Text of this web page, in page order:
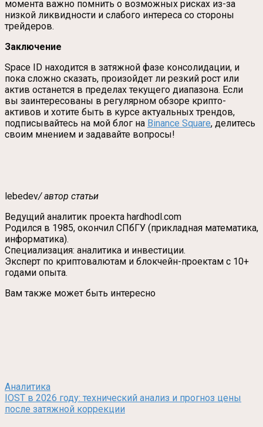
момента важно помнить о возможных рисках из-за
низкой ликвидности и слабого интереса со стороны
трейдеров.
Заключение
Space ID находится в затяжной фазе консолидации, и
пока сложно сказать, произойдет ли резкий рост или
актив останется в пределах текущего диапазона. Если
вы заинтересованы в регулярном обзоре крипто-
активов и хотите быть в курсе актуальных трендов,
подписывайтесь на мой блог на Binance Square, делитесь
своим мнением и задавайте вопросы!
lebedev/ автор статьи
Ведущий аналитик проекта hardhodl.com
Родился в 1985, окончил СПбГУ (прикладная математика,
информатика).
Специализация: аналитика и инвестиции.
Эксперт по криптовалютам и блокчейн-проектам с 10+
годами опыта.
Вам также может быть интересно
Аналитика
IOST в 2026 году: технический анализ и прогноз цены
после затяжной коррекции